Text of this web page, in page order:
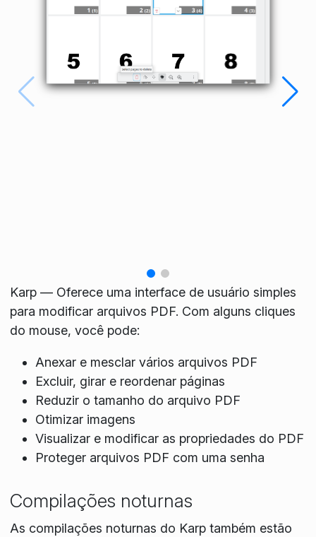
Karp — Oferece uma interface de usuário simples
para modificar arquivos PDF. Com alguns cliques
do mouse, você pode:
Anexar e mesclar vários arquivos PDF
Excluir, girar e reordenar páginas
Reduzir o tamanho do arquivo PDF
Otimizar imagens
Visualizar e modificar as propriedades do PDF
Proteger arquivos PDF com uma senha
Compilações noturnas
As compilações noturnas do Karp também estão